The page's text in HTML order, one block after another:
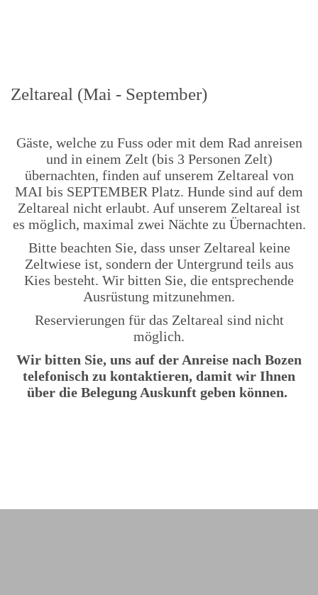
Zeltareal (Mai - September)
Gäste, welche zu Fuss oder mit dem Rad anreisen
und in einem Zelt (bis 3 Personen Zelt)
übernachten, finden auf unserem Zeltareal von
MAI bis SEPTEMBER Platz. Hunde sind auf dem
Zeltareal nicht erlaubt. Auf unserem Zeltareal ist
es möglich, maximal zwei Nächte zu Übernachten.
Bitte beachten Sie, dass unser Zeltareal keine
Zeltwiese ist, sondern der Untergrund teils aus
Kies besteht. Wir bitten Sie, die entsprechende
Ausrüstung mitzunehmen.
Reservierungen für das Zeltareal sind nicht
möglich.
Wir bitten Sie, uns auf der Anreise nach Bozen
telefonisch zu kontaktieren, damit wir Ihnen
über die Belegung Auskunft geben können.